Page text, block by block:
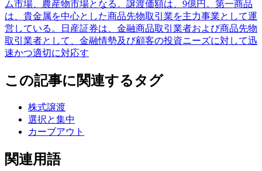
ム市場、農産物市場となる。譲渡価額は、9億円。第一商品
は、貴金属を中心とした商品先物取引業を主力事業として運
営している。日産証券は、金融商品取引業者および商品先物
取引業者として、金融情勢及び顧客の投資ニーズに対して迅
速かつ適切に対応す
この記事に関連するタグ
株式譲渡
選択と集中
カーブアウト
関連用語